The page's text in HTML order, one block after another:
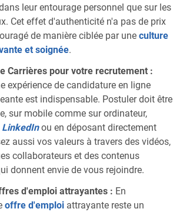
leur entourage personnel que sur les
Cet effet d'authenticité n'a pas de prix
de manière ciblée par une culture
et soignée.
Carrières pour votre recrutement :
expérience de candidature en ligne
est indispensable. Postuler doit être
sur mobile comme sur ordinateur,
LinkedInou en déposant directement
aussi vos valeurs à travers des vidéos,
collaborateurs et des contenus
donnent envie de vous rejoindre.
d'emploi attrayantes : En
offre d'emploi attrayante reste un